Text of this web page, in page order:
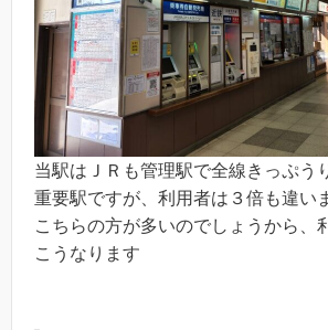
当駅はＪＲも管理駅で全線きっぷう
重要駅ですが、利用者は３倍も違い
こちらの方が多いのでしょうから、
こうなります